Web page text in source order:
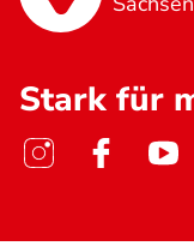
Stark für